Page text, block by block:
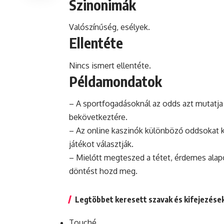
Szinonimák
Valószínűség, esélyek.
Ellentéte
Nincs ismert ellentéte.
Példamondatok
– A sportfogadásoknál az odds azt
bekövetkeztére.
– Az online kaszinók különböző oddsokat
játékot választják.
– Mielőtt megteszed a tétet, érdemes
döntést hozd meg.
Legtöbbet keresett szavak és